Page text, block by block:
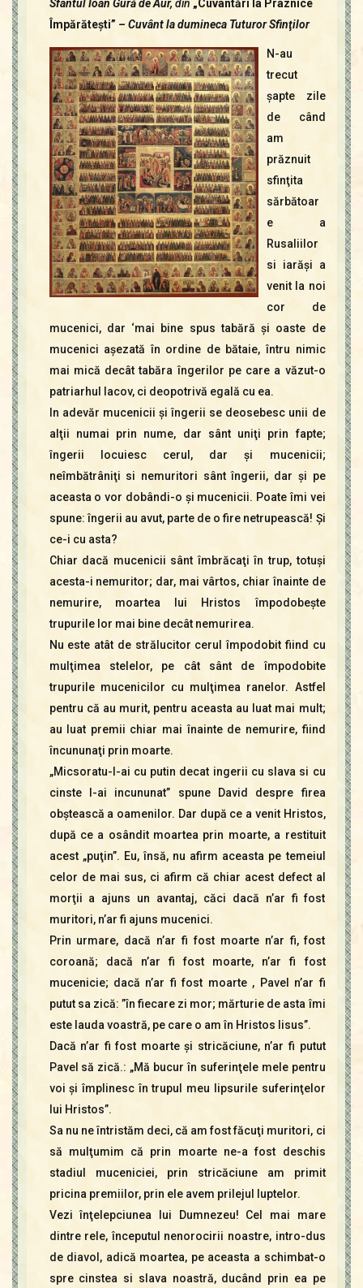
Icoane
Mărgăritare
Calendar
Glosar
Repere
Contact
Sfântul Ioan Gură de Aur, din „Cuvântări la Praznice
Împărăteşti” – Cuvânt la dumineca Tuturor Sfinţilor
N-au
trecut
şapte zile
de când
am
prăznuit
sfinţita
sărbătoar
e a
Rusaliilor
si iarăşi a
venit la noi
cor de
mucenici, dar ‘mai bine spus tabără şi oaste de
mucenici aşezată în ordine de bătaie, întru nimic
mai mică decât tabăra îngerilor pe care a văzut-o
patriarhul Iacov, ci deopotrivă egală cu ea.
In adevăr mucenicii şi îngerii se deosebesc unii de
alţii numai prin nume, dar sânt uniţi prin fapte;
îngerii locuiesc cerul, dar şi mucenicii;
neîmbătrâniţi si nemuritori sânt îngerii, dar şi pe
aceasta o vor dobândi-o şi mucenicii. Poate îmi vei
spune: îngerii au avut, parte de o fire netrupească! Şi
ce-i cu asta?
Chiar dacă mucenicii sânt îmbrăcaţi în trup, totuşi
acesta-i nemuritor; dar, mai vârtos, chiar înainte de
nemurire, moartea lui Hristos împodobeşte
trupurile lor mai bine decât nemurirea.
Nu este atât de strălucitor cerul împodobit fiind cu
mulţimea stelelor, pe cât sânt de împodobite
trupurile mucenicilor cu mulţimea ranelor. Astfel
pentru că au murit, pentru aceasta au luat mai mult;
au luat premii chiar mai înainte de nemurire, fiind
încununaţi prin moarte.
„Micsoratu-l-ai cu putin decat ingerii cu slava si cu
cinste l-ai incununat” spune David despre firea
obştească a oamenilor. Dar după ce a venit Hristos,
după ce a osândit moartea prin moarte, a restituit
acest „puţin”. Eu, însă, nu afirm aceasta pe temeiul
celor de mai sus, ci afirm că chiar acest defect al
morţii a ajuns un avantaj, căci dacă n’ar fi fost
muritori, n’ar fi ajuns mucenici.
Prin urmare, dacă n’ar fi fost moarte n’ar fi, fost
coroană; dacă n’ar fi fost moarte, n’ar fi fost
mucenicie; dacă n’ar fi fost moarte , Pavel n’ar fi
putut sa zică: ”în fiecare zi mor; mărturie de asta îmi
este lauda voastră, pe care o am în Hristos Iisus”.
Dacă n’ar fi fost moarte şi stricăciune, n’ar fi putut
Pavel să zică.: „Mă bucur în suferinţele mele pentru
voi şi împlinesc în trupul meu lipsurile suferinţelor
lui Hristos”.
Sa nu ne întristăm deci, că am fost făcuţi muritori, ci
să mulţumim că prin moarte ne-a fost deschis
stadiul muceniciei, prin stricăciune am primit
pricina premiilor, prin ele avem prilejul luptelor.
Vezi înţelepciunea lui Dumnezeu! Cel mai mare
dintre rele, începutul nenorocirii noastre, intro-dus
de diavol, adică moartea, pe aceasta a schimbat-o
spre cinstea si slava noastră, ducând prin ea pe